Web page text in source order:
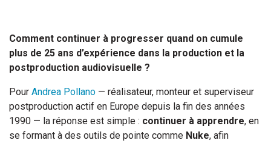
Comment continuer à progresser quand on cumule
plus de 25 ans d’expérience dans la production et la
postproduction audiovisuelle ?
Pour Andrea Pollano — réalisateur, monteur et superviseur
postproduction actif en Europe depuis la fin des années
1990 — la réponse est simple : continuer à apprendre, en
se formant à des outils de pointe comme Nuke, afin